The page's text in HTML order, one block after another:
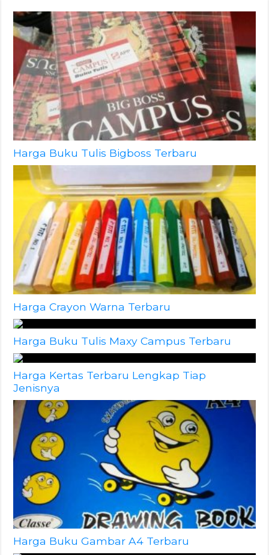
Harga Buku Tulis Bigboss Terbaru
Harga Crayon Warna Terbaru
Harga Buku Tulis Maxy Campus Terbaru
Harga Kertas Terbaru Lengkap Tiap
Jenisnya
Harga Buku Gambar A4 Terbaru